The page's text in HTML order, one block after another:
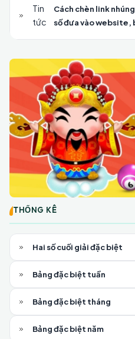
Tin
tức
Cách chèn link
số đưa vào website,
THỐNG KÊ
Hai số cuối giải đặc biệt
Bảng đặc biệt tuần
Bảng đặc biệt tháng
Bảng đặc biệt năm